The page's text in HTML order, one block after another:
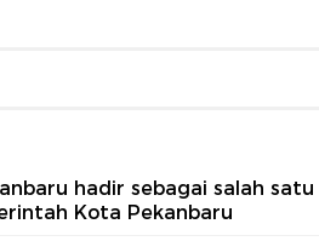
hadir sebagai salah satu
Kota Pekanbaru